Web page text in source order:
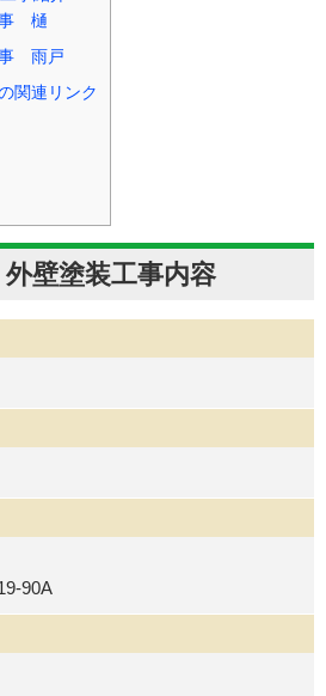
事 樋
事 雨戸
関連リンク
壁塗装工事内容
90A